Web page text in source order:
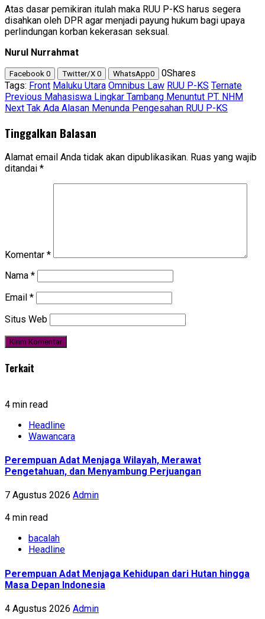
Atas dasar pemikiran itulah maka RUU P-KS harus segera
disahkan oleh DPR agar menjadi payung hukum bagi upaya
perlindungan korban kekerasan seksual.
Nurul Nurrahmat
Facebook 0 Twitter/X 0 WhatsApp0 0Shares
Tags: Front Maluku Utara Omnibus Law RUU P-KS Ternate
Post
Previous Mahasiswa Lingkar Tambang Menuntut PT. NHM
Next Tak Ada Alasan Menunda Pengesahan RUU P-KS
Tinggalkan Balasan
Alamat email Anda tidak akan dipublikasikan. Ruas yang wajib
ditandai *
Komentar *
Nama *
Email *
Situs Web
Terkait
4 min read
Headline
Wawancara
Perempuan Adat Menjaga Wilayah, Merawat
Pengetahuan, dan Menyambung Perjuangan
7 Agustus 2026 Admin
4 min read
bacalah
Headline
Perempuan Adat Menjaga Kehidupan dari Hutan hingga
Masa Depan Indonesia
4 Agustus 2026 Admin